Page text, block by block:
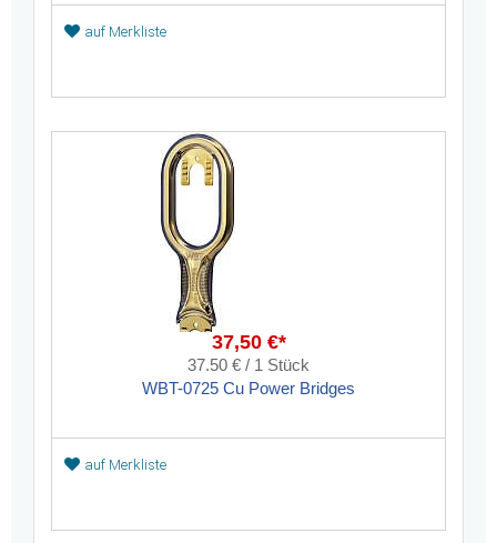
auf Merkliste
37,50 €*
37.50 € / 1 Stück
WBT-0725 Cu Power Bridges
auf Merkliste